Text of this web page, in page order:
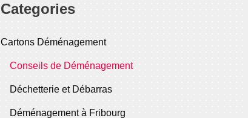
Categories
Cartons Déménagement
Conseils de Déménagement
Déchetterie et Débarras
Déménagement à Fribourg